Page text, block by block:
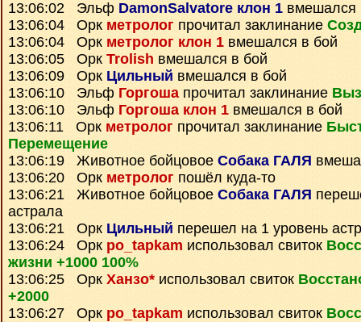
13:06:02 Эльф DamonSalvatore клон 1 вмешался
13:06:04 Орк метролог прочитал заклинание
13:06:04 Орк метролог клон 1 вмешался в бой
13:06:05 Орк Trolish вмешался в бой
13:06:09 Орк Цильный вмешался в бой
13:06:10 Эльф Горгошапрочитал заклинание
13:06:10 Эльф Горгоша клон 1 вмешался в бой
13:06:11 Орк метролог прочитал заклинание
Перемещение
13:06:19 Животное бойцовое Собака ГАЛЯ
13:06:20 Орк метролог пошёл куда-то
13:06:21 Животное бойцовое Собака ГАЛЯ
астрала
13:06:21 Орк Цильный перешел на 1 уровень
13:06:24 Орк po_tapkam использовал свиток
жизни +1000 100%
13:06:25 Орк Ханзо* использовал свиток
+2000
13:06:27 Орк po_tapkam использовал свиток